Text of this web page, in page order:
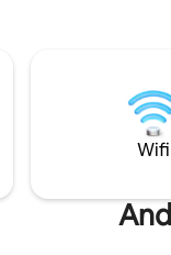
andere
in de
De
Wifi